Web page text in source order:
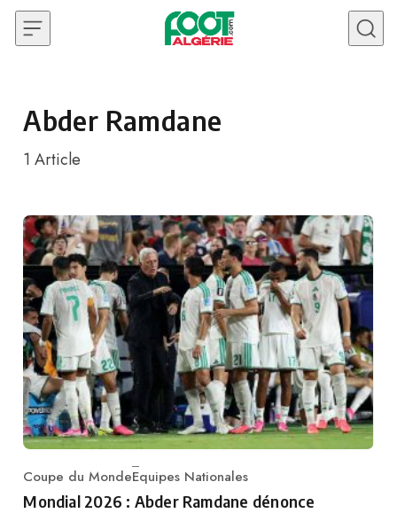
Skip to content
Abder Ramdane
1 Article
Category
Coupe du MondeEquipes Nationales
Mondial 2026 : Abder Ramdane dénonce